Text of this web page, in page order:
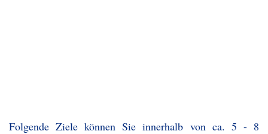
Folgende Ziele können Sie innerhalb von ca. 5 - 8